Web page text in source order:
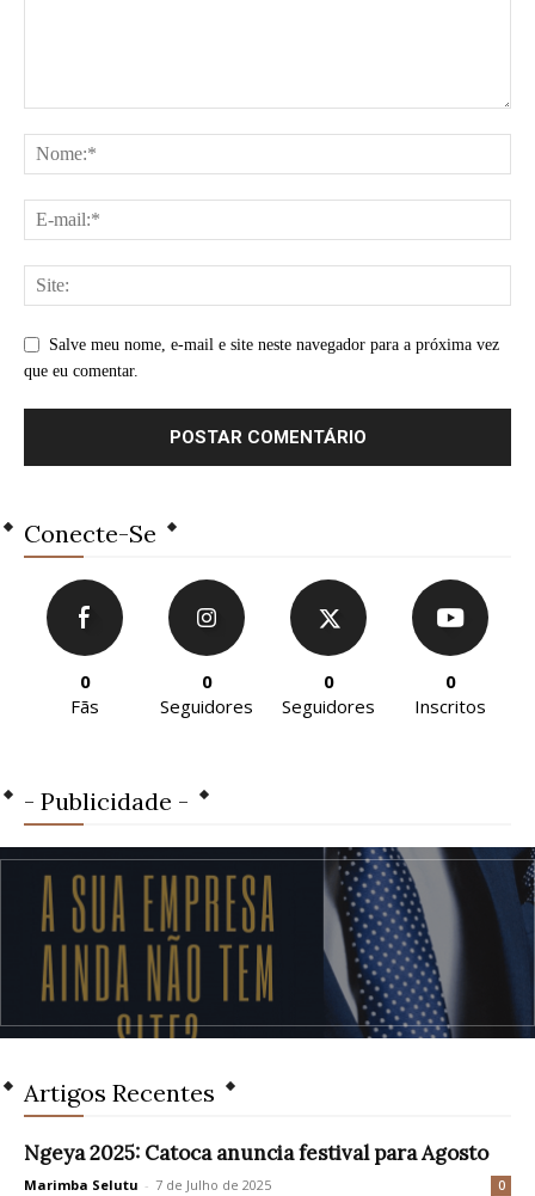
Salve meu nome, e-mail e site neste navegador para a próxima vez
que eu comentar.
Conecte-Se
0
Fãs
0
Seguidores
0
Seguidores
0
Inscritos
- Publicidade -
Artigos Recentes
Ngeya 2025: Catoca anuncia festival para Agosto
Marimba Selutu - 7 de Julho de 2025 0